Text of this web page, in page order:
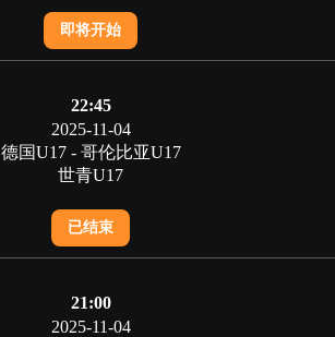
即将开始
22:45
2025-11-04
德国U17 - 哥伦比亚U17
世青U17
已结束
21:00
2025-11-04